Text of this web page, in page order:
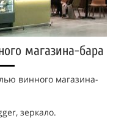
магазина-бара
винного магазина-
зеркало.